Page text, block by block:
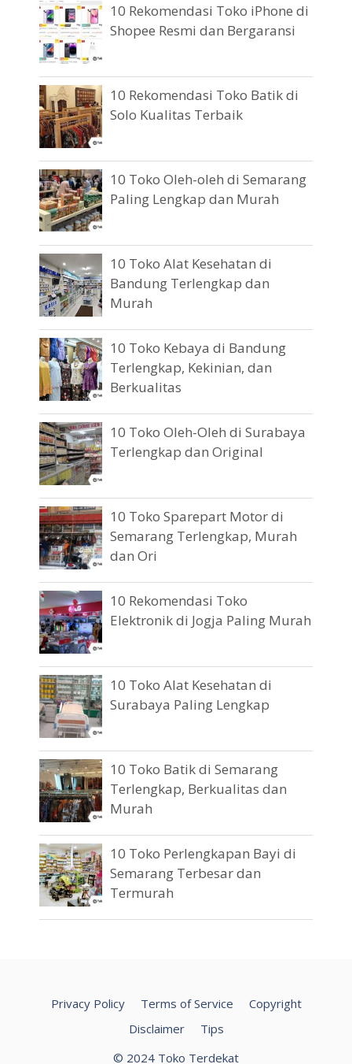
10 Rekomendasi Toko iPhone di
Shopee Resmi dan Bergaransi
10 Rekomendasi Toko Batik di
Solo Kualitas Terbaik
10 Toko Oleh-oleh di Semarang
Paling Lengkap dan Murah
10 Toko Alat Kesehatan di
Bandung Terlengkap dan
Murah
10 Toko Kebaya di Bandung
Terlengkap, Kekinian, dan
Berkualitas
10 Toko Oleh-Oleh di Surabaya
Terlengkap dan Original
10 Toko Sparepart Motor di
Semarang Terlengkap, Murah
dan Ori
10 Rekomendasi Toko
Elektronik di Jogja Paling Murah
10 Toko Alat Kesehatan di
Surabaya Paling Lengkap
10 Toko Batik di Semarang
Terlengkap, Berkualitas dan
Murah
10 Toko Perlengkapan Bayi di
Semarang Terbesar dan
Termurah
Privacy Policy Terms of Service
Copyright
Disclaimer
Tips
© 2024 Toko Terdekat